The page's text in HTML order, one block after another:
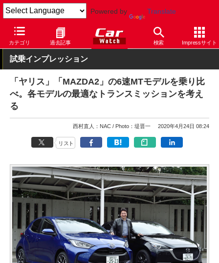
Powered by Translate
カテゴリ 過去記事 検索 Impressサイト
Car Watch 自動車 トヨタ ヤリス
試乗インプレッション
「ヤリス」「MAZDA2」の6速MTモデルを乗り比
べ。各モデルの最適なトランスミッションを考え
る
西村直人：NAC Photo：堤晋一 2020年4月24日 08:24
リスト